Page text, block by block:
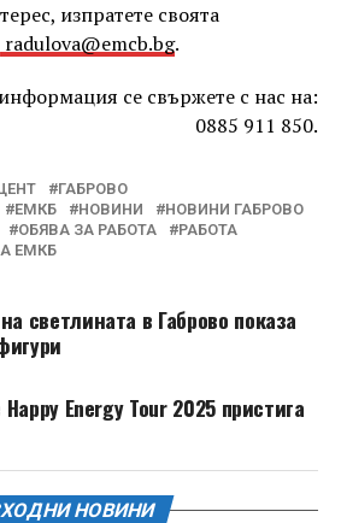
изпратете своята
radulova@emcb.bg.
се свържете с нас на:
0885 911 850.
ГАБРОВО
ЕМКБ НОВИНИ
НОВИНИ ГАБРОВО
ОБЯВА ЗА РАБОТА
РАБОТА
ЕМКБ
светлината в Габрово показа
Energy Tour 2025 пристига
НОВИНИ